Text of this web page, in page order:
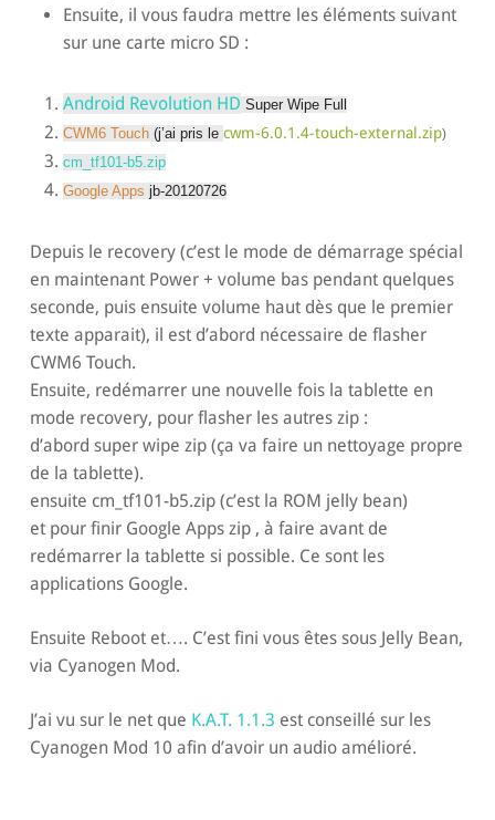
Ensuite, il vous faudra mettre les éléments suivant
sur une carte micro SD :
Android Revolution HD Super Wipe Full
CWM6 Touch(j’ai pris le cwm-6.0.1.4-touch-external.zip)
cm_tf101-b5.zip
Google Apps jb-20120726
Depuis le recovery (c’est le mode de démarrage spécial
en maintenant Power + volume bas pendant quelques
seconde, puis ensuite volume haut dès que le premier
texte apparait), il est d’abord nécessaire de flasher
CWM6 Touch.
Ensuite, redémarrer une nouvelle fois la tablette en
mode recovery, pour flasher les autres zip :
d’abord super wipe zip (ça va faire un nettoyage propre
de la tablette).
ensuite cm_tf101-b5.zip (c’est la ROM jelly bean)
et pour finir Google Apps zip , à faire avant de
redémarrer la tablette si possible. Ce sont les
applications Google.
Ensuite Reboot et…. C’est fini vous êtes sous Jelly Bean,
via Cyanogen Mod.
J’ai vu sur le net que K.A.T. 1.1.3 est conseillé sur les
Cyanogen Mod 10 afin d’avoir un audio amélioré.